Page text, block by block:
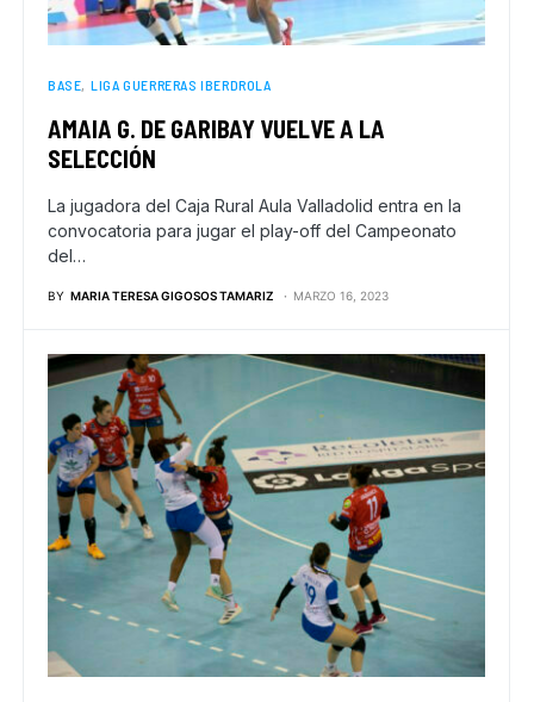
BASE LIGA GUERRERAS IBERDROLA
AMAIA G. DE GARIBAY VUELVE A LA
SELECCIÓN
La jugadora del Caja Rural Aula Valladolid entra en la
convocatoria para jugar el play-off del Campeonato
del…
BY MARIA TERESA GIGOSOS TAMARIZ MARZO 16, 2023